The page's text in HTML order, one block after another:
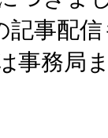
記事配
事務局